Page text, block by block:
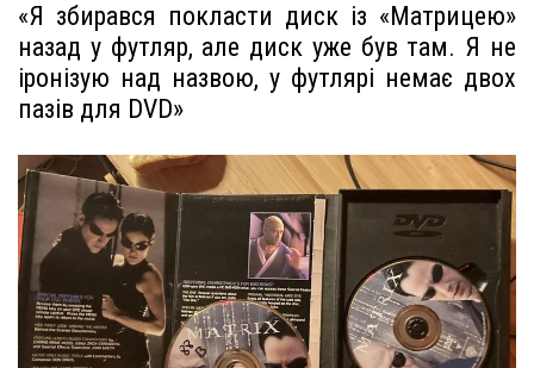
«Я збирався покласти диск із «Матрицею»
назад у футляр, але диск уже був там. Я не
іронізую над назвою, у футлярі немає двох
пазів для DVD»